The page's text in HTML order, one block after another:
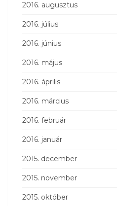
2016. augusztus
2016. július
2016. június
2016. május
2016. április
2016. március
2016. február
2016. január
2015. december
2015. november
2015. október